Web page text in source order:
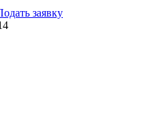
заявку